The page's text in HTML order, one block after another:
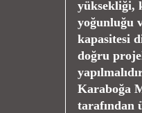
yüksekliği,
yoğunluğu
kapasitesi
doğru
Karaboğa
tarafından